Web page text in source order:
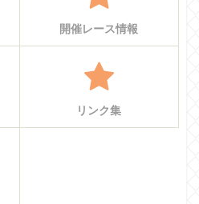
開催レース情報
リンク集